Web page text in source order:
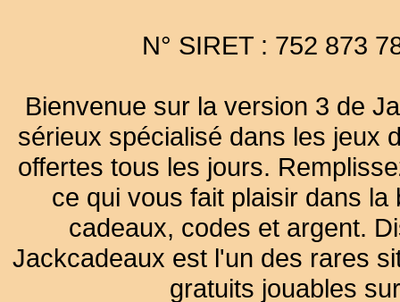
N° SIRET : 752 873
Bienvenue sur la version 3 de
sérieux spécialisé dans les jeux
offertes tous les jours.
ce qui vous fait plaisir dans
cadeaux, codes et argent.
Jackcadeaux est l'un des rares
gratuits jouables